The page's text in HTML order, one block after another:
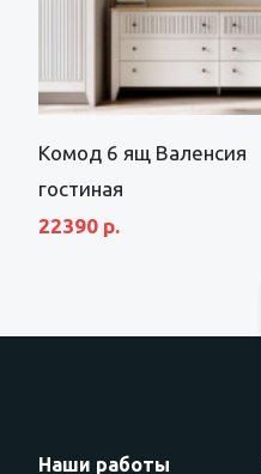
Комод 6 ящ Валенсия
гостиная
22390 р.
Наши работы